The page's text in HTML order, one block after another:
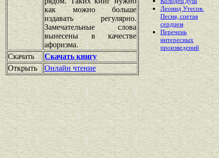
как можно больше
издавать регулярно.
Замечательные слова
вынесены в качестве
афоризма.
Скачать
Скачать книгу
Открыть
Онлайн чтение
Леонид Утесов.
Песня, спетая
сердцем
Перечень
интересных
произведений